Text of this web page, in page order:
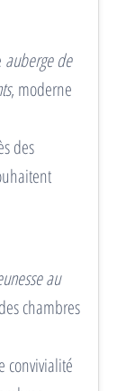
auberge de
, moderne
des
au
chambres
convivialité